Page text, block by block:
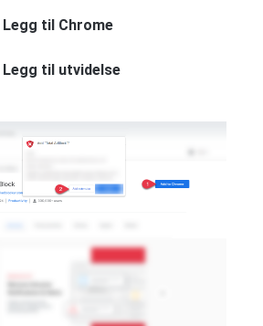
Legg til Chrome
Legg til utvidelse